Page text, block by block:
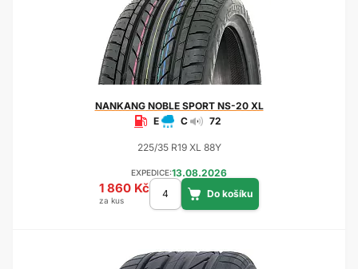
NANKANGNOBLE SPORT NS-20 XL
E
C 72
225/35 R19 XL 88Y
EXPEDICE:13.08.2026
1 860 Kč
za kus